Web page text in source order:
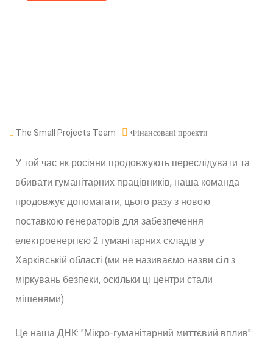
The Small Projects Team Фінансовані проекти
У той час як росіяни продовжують переслідувати та
вбивати гуманітарних працівників, наша команда
продовжує допомагати, цього разу з новою
поставкою генераторів для забезпечення
електроенергією 2 гуманітарних складів у
Харківській області (ми не називаємо назви сіл з
міркувань безпеки, оскільки ці центри стали
мішенями).
Це наша ДНК: "Мікро-гуманітарний миттєвий вплив":